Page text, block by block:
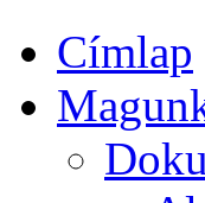
Címlap